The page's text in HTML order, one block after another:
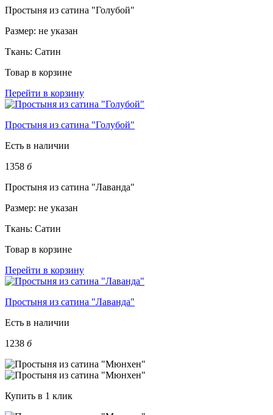
Простыня из сатина "Голубой"
Размер: не указан
Ткань: Сатин
Товар в корзине
Перейти в корзину
Простыня из сатина "Голубой"
Есть в наличии
1358 б
Простыня из сатина "Лаванда"
Размер: не указан
Ткань: Сатин
Товар в корзине
Перейти в корзину
Простыня из сатина "Лаванда"
Есть в наличии
1238 б
Купить в 1 клик